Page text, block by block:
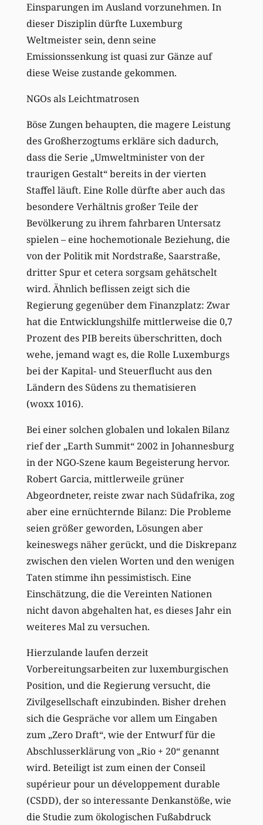
Einsparungen im Ausland vorzunehmen. In
dieser Disziplin dürfte Luxemburg
Weltmeister sein, denn seine
Emissionssenkung ist quasi zur Gänze auf
diese Weise zustande gekommen.
NGOs als Leichtmatrosen
Böse Zungen behaupten, die magere Leistung
des Großherzogtums erkläre sich dadurch,
dass die Serie „Umweltminister von der
traurigen Gestalt“ bereits in der vierten
Staffel läuft. Eine Rolle dürfte aber auch das
besondere Verhältnis großer Teile der
Bevölkerung zu ihrem fahrbaren Untersatz
spielen – eine hochemotionale Beziehung, die
von der Politik mit Nordstraße, Saarstraße,
dritter Spur et cetera sorgsam gehätschelt
wird. Ähnlich beflissen zeigt sich die
Regierung gegenüber dem Finanzplatz: Zwar
hat die Entwicklungshilfe mittlerweise die 0,7
Prozent des PIB bereits überschritten, doch
wehe, jemand wagt es, die Rolle Luxemburgs
bei der Kapital- und Steuerflucht aus den
Ländern des Südens zu thematisieren
(woxx 1016).
Bei einer solchen globalen und lokalen Bilanz
rief der „Earth Summit“ 2002 in Johannesburg
in der NGO-Szene kaum Begeisterung hervor.
Robert Garcia, mittlerweile grüner
Abgeordneter, reiste zwar nach Südafrika, zog
aber eine ernüchternde Bilanz: Die Probleme
seien größer geworden, Lösungen aber
keineswegs näher gerückt, und die Diskrepanz
zwischen den vielen Worten und den wenigen
Taten stimme ihn pessimistisch. Eine
Einschätzung, die die Vereinten Nationen
nicht davon abgehalten hat, es dieses Jahr ein
weiteres Mal zu versuchen.
Hierzulande laufen derzeit
Vorbereitungsarbeiten zur luxemburgischen
Position, und die Regierung versucht, die
Zivilgesellschaft einzubinden. Bisher drehen
sich die Gespräche vor allem um Eingaben
zum „Zero Draft“, wie der Entwurf für die
Abschlusserklärung von „Rio + 20“ genannt
wird. Beteiligt ist zum einen der Conseil
supérieur pour un développement durable
(CSDD), der so interessante Denkanstöße, wie
die Studie zum ökologischen Fußabdruck